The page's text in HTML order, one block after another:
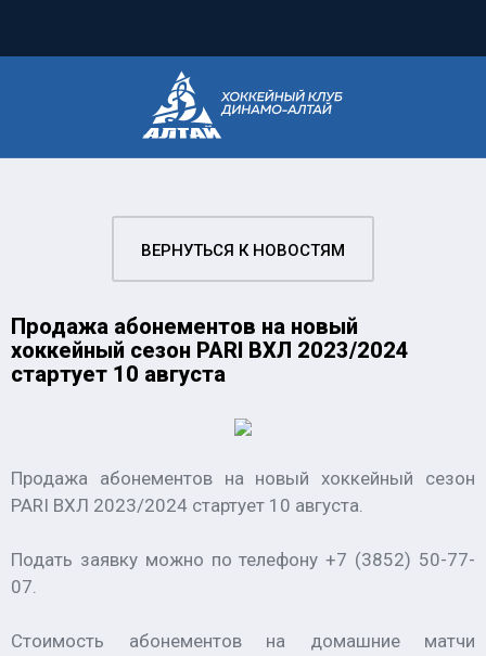
ВЕРНУТЬСЯ К НОВОСТЯМ
Продажа абонементов на новый
хоккейный сезон PARI ВХЛ 2023/2024
стартует 10 августа
Продажа абонементов на новый хоккейный сезон
PARI ВХЛ 2023/2024 стартует 10 августа.
Подать заявку можно по телефону +7 (3852) 50-77-
07.
Стоимость абонементов на домашние матчи